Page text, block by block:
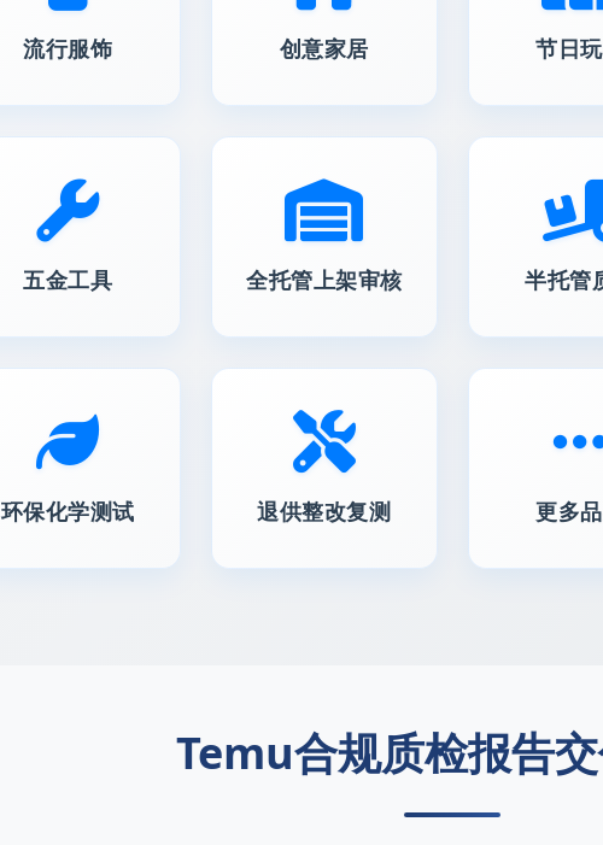
流行服饰 创意家居 节日
五金工具 全托管上架审核 半托管
环保化学测试 退供整改复测 更多
Temu合规质检报告